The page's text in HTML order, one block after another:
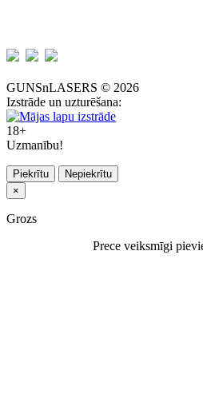
GUNSnLASERS © 2026
Izstrāde un uzturēšana:
18+
Uzmanību!
Piekrītu
Nepiekrītu
×
Grozs
Prece veiksmīgi